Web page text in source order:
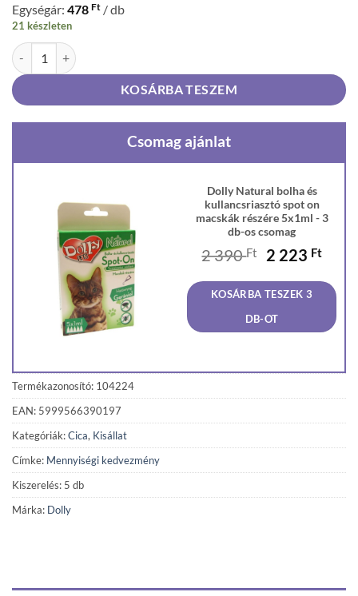
Egységár: 478 Ft / db
21 készleten
Dolly Natural bolha és kullancsriasztó spot on macskák részére
KOSÁRBA TESZEM
Csomag ajánlat
Dolly Natural bolha és
kullancsriasztó spot on
macskák részére 5x1ml - 3
db-os csomag
2 390Ft
Original
was:
2
390 Ft.
2 223 Ft
is:
223
KOSÁRBA TESZEK 3
DB-OT
Termékazonosító: 104224
EAN: 5999566390197
Kategóriák:Cica, Kisállat
Címke: Mennyiségi kedvezmény
Kiszerelés: 5 db
Márka: Dolly